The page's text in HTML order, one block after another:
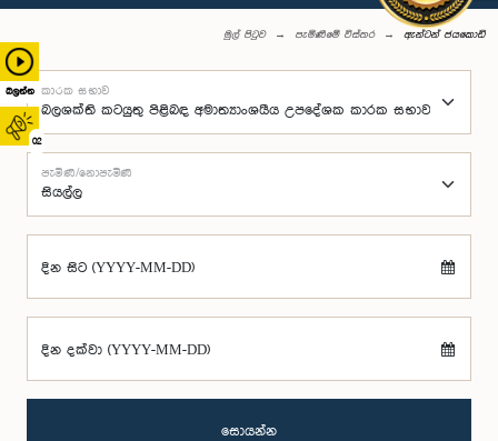
බලන්න
02
මුල් පිටුව පැමිණීමේ විස්තර ඇන්ටන් ජයකොඩි
කාරක සභාව
පැමිණි/නොපැමිණි
දින සිට (YYYY-MM-DD)
දින දක්වා (YYYY-MM-DD)
සොයන්න